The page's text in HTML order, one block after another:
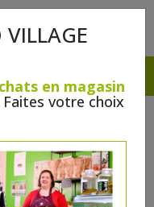
en magasin
Faites votre choix